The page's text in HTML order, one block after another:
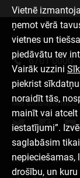
Vietnē
ņemot vērā
vietnes un
piedāvātu tev
Vairāk uzzini
piekrist
noraidīt tās,
mainīt vai atcelt
iestatījumi”.
saglabāsim
nepieciešamas,
drošību, un
Sazinies ar mums
6701 0000
Mēs sociālajos tīklos
Lejupielādēt